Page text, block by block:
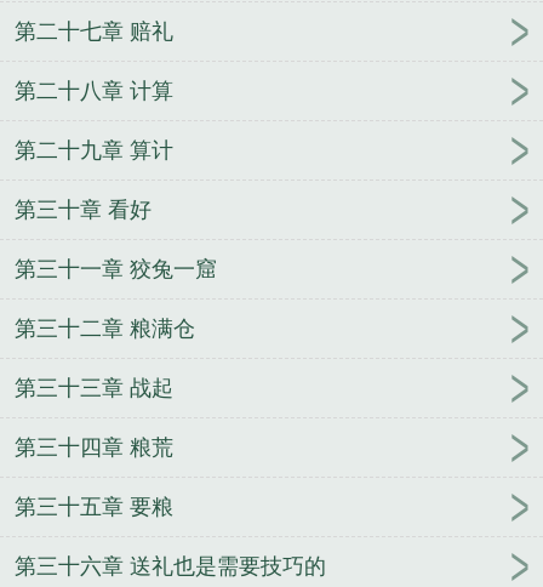
第二十七章 赔礼
第二十八章 计算
第二十九章 算计
第三十章 看好
第三十一章 狡兔一窟
第三十二章 粮满仓
第三十三章 战起
第三十四章 粮荒
第三十五章 要粮
第三十六章 送礼也是需要技巧的